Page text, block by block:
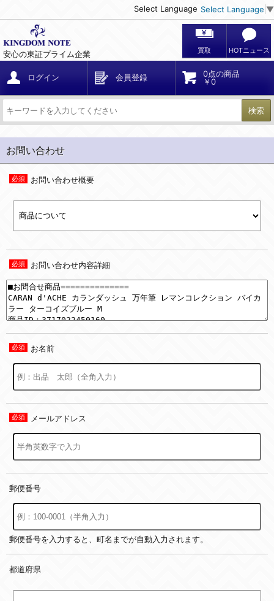
Select Language Select Language ▼
安心の東証プライム企業 買取 HOTニュース
ログイン 会員登録
0点の商品
￥0
検索
お問い合わせ
お問い合わせ概要
お問い合わせ内容詳細
お名前
メールアドレス
郵便番号
郵便番号を入力すると、町名までが自動入力されます。
都道府県